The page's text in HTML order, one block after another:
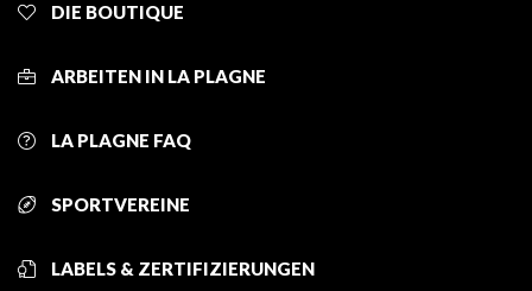
DIE BOUTIQUE
ARBEITEN IN LA PLAGNE
LA PLAGNE FAQ
SPORTVEREINE
LABELS & ZERTIFIZIERUNGEN